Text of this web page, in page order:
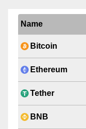
Name
Bitcoin
Ethereum
Tether
BNB